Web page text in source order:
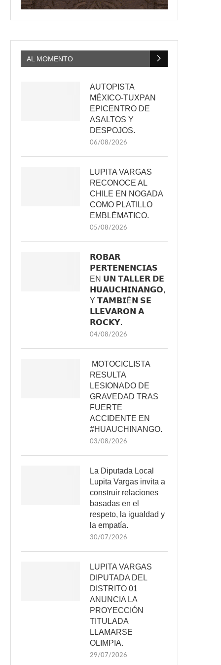
AL MOMENTO
AUTOPISTA
MÉXICO-TUXPAN
EPICENTRO DE
ASALTOS Y
DESPOJOS.
06/08/2026
LUPITA VARGAS
RECONOCE AL
CHILE EN NOGADA
COMO PLATILLO
EMBLÉMATICO.
05/08/2026
𝗥𝗢𝗕𝗔𝗥
𝗣𝗘𝗥𝗧𝗘𝗡𝗘𝗡𝗖𝗜𝗔𝗦
EN 𝗨𝗡 𝗧𝗔𝗟𝗟𝗘𝗥 𝗗𝗘
𝗛𝗨𝗔𝗨𝗖𝗛𝗜𝗡𝗔𝗡𝗚𝗢,
Y 𝗧𝗔𝗠𝗕𝗜É𝗡 𝗦𝗘
𝗟𝗟𝗘𝗩𝗔𝗥𝗢𝗡 𝗔
𝗥𝗢𝗖𝗞𝗬.
04/08/2026
MOTOCICLISTA
RESULTA
LESIONADO DE
GRAVEDAD TRAS
FUERTE
ACCIDENTE EN
#HUAUCHINANGO.
03/08/2026
La Diputada Local
Lupita Vargas invita a
construir relaciones
basadas en el
respeto, la igualdad y
la empatía.
30/07/2026
LUPITA VARGAS
DIPUTADA DEL
DISTRITO 01
ANUNCIA LA
PROYECCIÓN
TITULADA
LLAMARSE
OLIMPIA.
29/07/2026